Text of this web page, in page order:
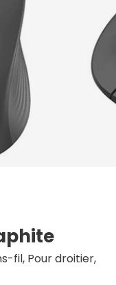
fil, Pour droitier,